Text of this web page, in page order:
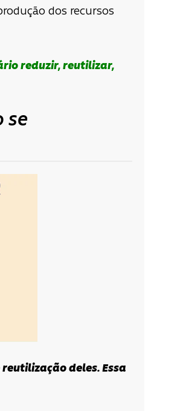
dos recursos
reduzir, reutilizar,
se
reutilização deles. Essa